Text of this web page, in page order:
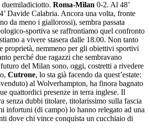
Roma-Milan 0-2. Al 48’
Davide Calabria. Ancora una volta, fronte
da meno i giallorossi), sembra passata
sportiva se raffrontiamo quel confronto
a vivere stasera dalle 18.00. Non tanto
proprietà, nemmeno per gli obiettivi sportivi
perché due ragazzi che sembravano
del Milan sono, oggi, costretti a rivedere
Cutrone, lo sta già facendo da quest’estate:
al Wolverhampton, ha finora bagnato
quattordici presenze in terra inglese. Il
senza dubbi titolare, titolarissimo sulla fascia
infortuni (di campo) lo hanno relegato ad una
dove chi vince conquista un cucchiaio di